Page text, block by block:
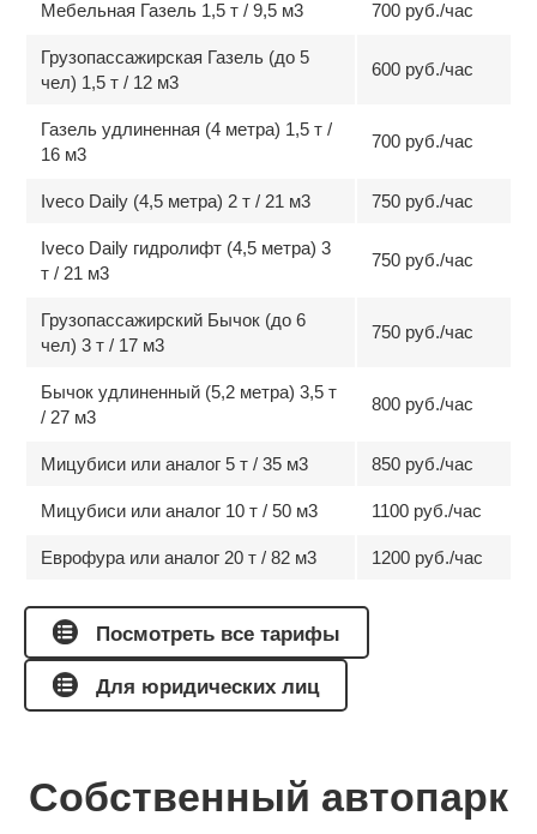
Мебельная Газель 1,5 т / 9,5 м3 700 руб./час
Грузопассажирская Газель (до 5
чел) 1,5 т / 12 м3
600 руб./час
Газель удлиненная (4 метра) 1,5 т /
16 м3
700 руб./час
Iveco Daily (4,5 метра) 2 т / 21 м3 750 руб./час
Iveco Daily гидролифт (4,5 метра) 3
т / 21 м3
750 руб./час
Грузопассажирский Бычок (до 6
чел) 3 т / 17 м3
750 руб./час
Бычок удлиненный (5,2 метра) 3,5 т
/ 27 м3
800 руб./час
Мицубиси или аналог 5 т / 35 м3 850 руб./час
Мицубиси или аналог 10 т / 50 м3 1100 руб./час
Еврофура или аналог 20 т / 82 м3 1200 руб./час
Посмотреть все тарифы
Для юридических лиц
Собственный автопарк